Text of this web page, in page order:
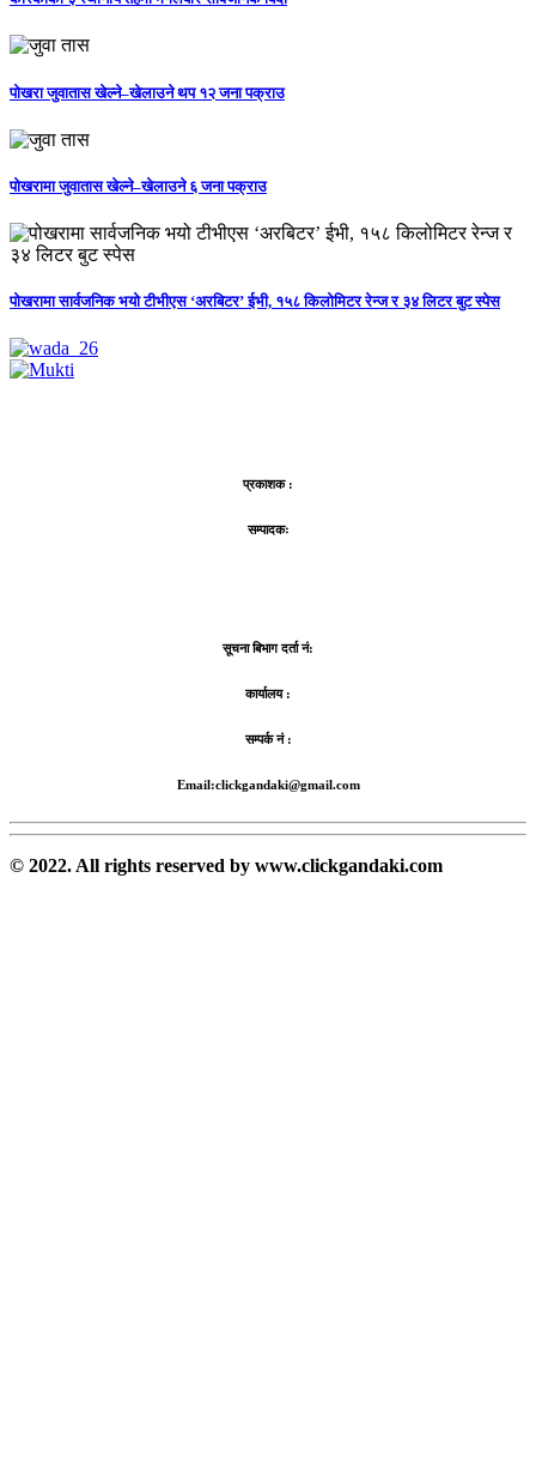
पोखरा जुवातास खेल्ने–खेलाउने थप १२ जना पक्राउ
पोखरामा जुवातास खेल्ने–खेलाउने ६ जना पक्राउ
पोखरामा सार्वजनिक भयो टीभीएस ‘अरबिटर’ ईभी, १५८ किलोमिटर रेन्ज र ३४ लिटर बुट स्पेस
प्रकाशक :
सम्पादकः
सूचना बिभाग दर्ता नं:
कार्यालय :
सम्पर्क नं :
Email:clickgandaki@gmail.com
© 2022. All rights reserved by www.clickgandaki.com